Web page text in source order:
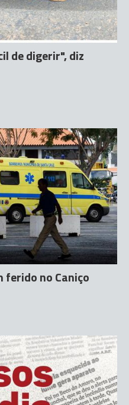
de digerir", diz
ferido no Caniço